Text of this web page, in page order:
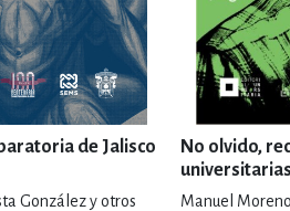
de Jalisco
González y otros
No olvido,
edad
Manuel